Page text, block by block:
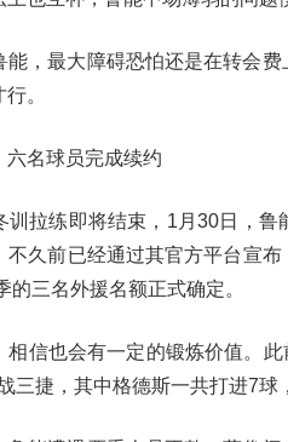
能，最大障碍恐怕还是在转会
。
名球员完成续约
训拉练即将结束，1月30日，
不久前已经通过其官方平台宣
三名外援名额正式确定。
相信也会有一定的锻炼价值。
三捷，其中格德斯一共打进7